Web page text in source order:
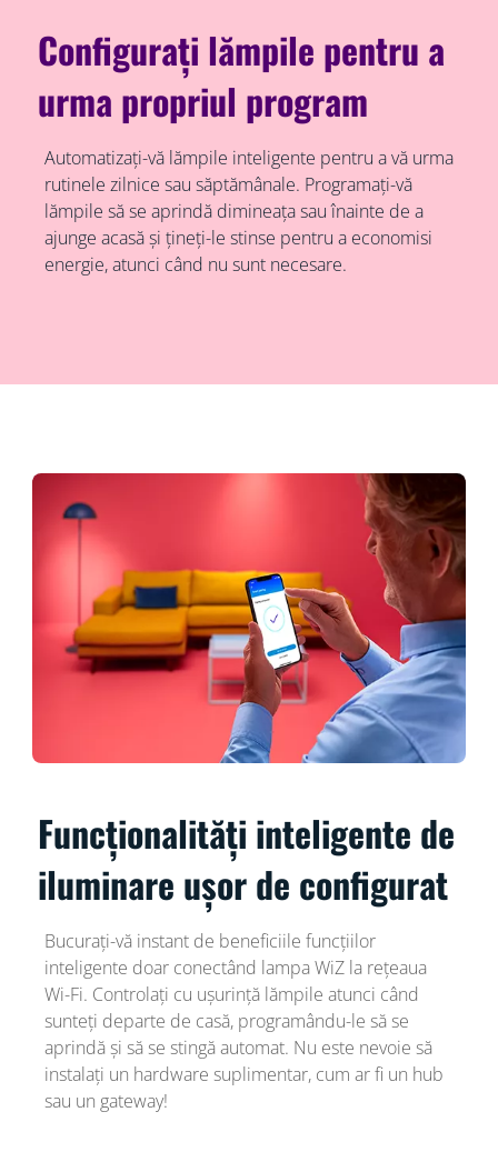
Configurați lămpile pentru a
urma propriul program
Automatizați-vă lămpile inteligente pentru a vă urma
rutinele zilnice sau săptămânale. Programați-vă
lămpile să se aprindă dimineața sau înainte de a
ajunge acasă și țineți-le stinse pentru a economisi
energie, atunci când nu sunt necesare.
Funcționalități inteligente de
iluminare ușor de configurat
Bucurați-vă instant de beneficiile funcțiilor
inteligente doar conectând lampa WiZ la rețeaua
Wi-Fi. Controlați cu ușurință lămpile atunci când
sunteți departe de casă, programându-le să se
aprindă și să se stingă automat. Nu este nevoie să
instalați un hardware suplimentar, cum ar fi un hub
sau un gateway!